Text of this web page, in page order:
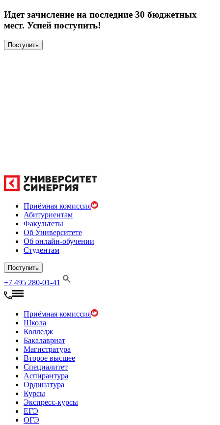
Идет зачисление на последние 30 бюджетных
мест. Успей поступить!
Поступить
Приёмная комиссия
Абитуриентам
Факультеты
Об Университете
Об онлайн-обучении
Студентам
Поступить
+7 495 280-01-41
Приёмная комиссия
Школа
Колледж
Бакалавриат
Магистратура
Второе высшее
Специалитет
Аспирантура
Ординатура
Курсы
Экспресс-курсы
ЕГЭ
ОГЭ